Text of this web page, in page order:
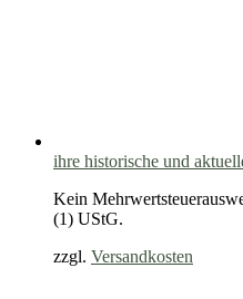
ihre historische und
Kein
(1) UStG.
zzgl. Versandkosten